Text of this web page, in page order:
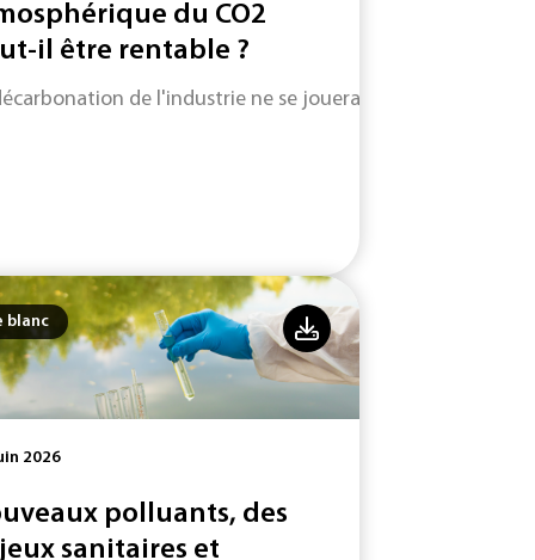
du CO2
il être rentable ?
de l'industrie ne se jouera pas uniquement
blanc
2026
polluants, des
sanitaires et